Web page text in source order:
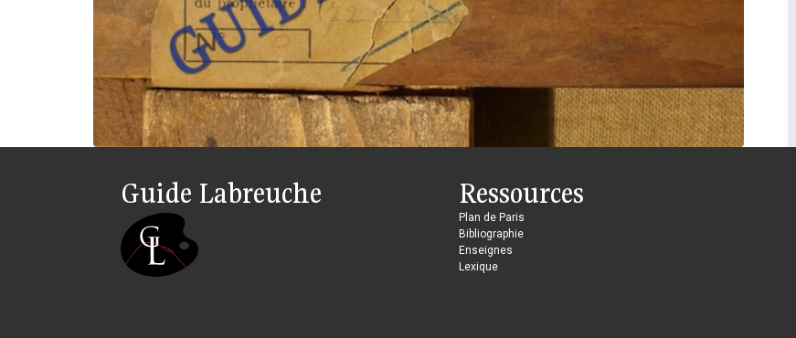
Guide Labreuche Ressources
Plan de Paris
Bibliographie
Enseignes
Lexique